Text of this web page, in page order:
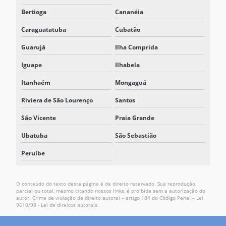
Bertioga
Cananéia
Caraguatatuba Cubatão
Guarujá Ilha Comprida
Iguape Ilhabela
Itanhaém Mongaguá
Riviera de São Lourenço Santos
São Vicente Praia Grande
Ubatuba São Sebastião
Peruíbe
O conteúdo do texto desta página é de direito reservado. Sua reprodução,
parcial ou total, mesmo citando nossos links, é proibida sem a autorização do
autor. Crime de violação de direito autoral – artigo 184 do Código Penal – Lei
9610/98 - Lei de direitos autorais.